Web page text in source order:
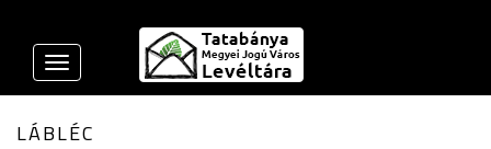
Toggle
navigation
LÁBLÉC